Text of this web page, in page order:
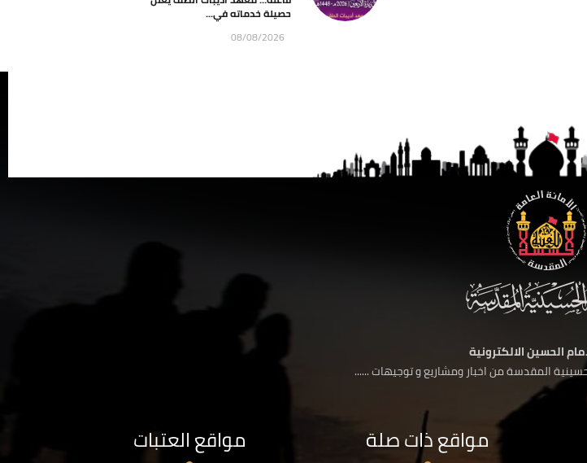
حصيلة خدماته في...
08/08/2026
الحسين الالكترونية
المقدسة من اخبار ومشاريع و توجيهات ......
مواقع ذات صلة مواقع العتبات